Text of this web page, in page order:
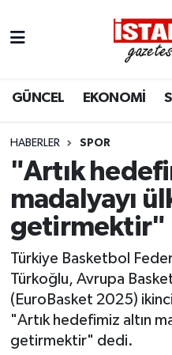
GÜNCEL EKONOMİ
HABERLER SPOR
"Artık
madalyayı
getirmektir"
Türkiye Basketbol
Türkoğlu, Avrupa
(EuroBasket 2025)
"Artık hedefimiz altın
getirmektir" dedi.
EKONOMİ
İSTANBUL
DÜNYA
SPOR
MAGAZİN
KÜLTÜR SANAT
SAĞLIK
Nöbetçi Eczaneler
Hava Durumu
Trafik Durumu
Süper Lig Puan
Tüm Manşetler
Son Dakika
Haber Arşivi